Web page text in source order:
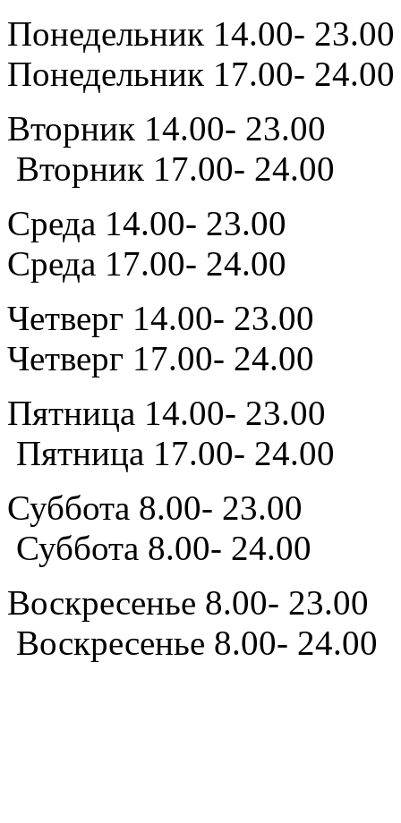
Понедельник
Понедельник 17.00- 24.00
Вторник
Вторник 17.00- 24.00
Среда
Среда 17.00- 24.00
Четверг
Четверг 17.00- 24.00
Пятница
Пятница 17.00- 24.00
Суббота
Суббота 8.00- 24.00
Воскресенье 8.00- 24.00